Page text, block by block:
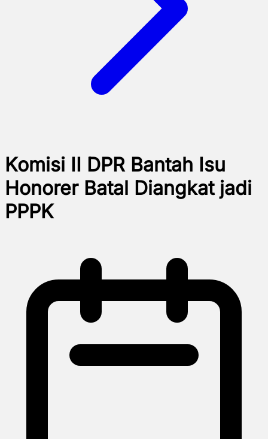
Komisi II DPR Bantah Isu
Honorer Batal Diangkat jadi
PPPK